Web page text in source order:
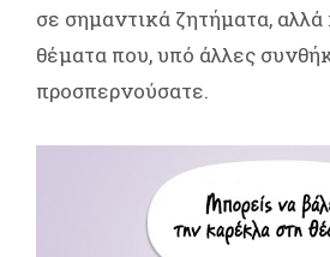
σε σημαντικά ζητήματα,
θέματα που, υπό άλλες
προσπερνούσατε.